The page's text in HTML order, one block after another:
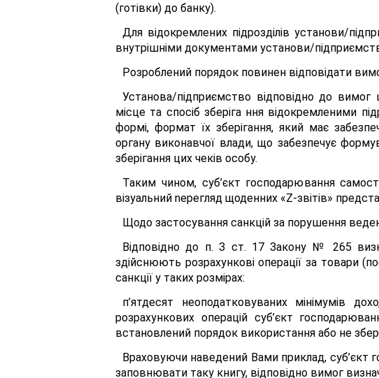
(готівки) до банку).
Для відокремлених підрозділів установи/
внутрішніми документами установи/
Розроблений порядок повинен відповідати
Установа/підприємство відповідно до
місце та спосіб зберіга ння відокремленими
формі, формат їх зберігання, який має
органу виконавчої влади, що забезпечує
зберігання цих чеків особу.
Таким чином, суб’єкт господарювання
візуальний nepeгляд щоденних «Z-звітів»
Щодо застосування санкцій за порушення
Відповідно до п. З ст. 17 Закону № 265
здійснюють розрахункові операції за товари
санкції у таких розмірах:
п’ятдесят неоподатковуваних мінімумів
розрахункових операцій суб’єкт
встановлений порядок використання або не
Враховуючи наведений Вами приклад, суб’єкт
заповнювати таку книгу, відповідно вимог